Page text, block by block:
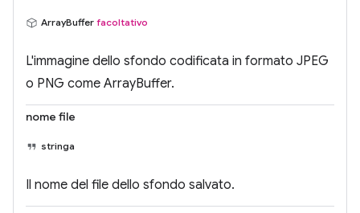
ArrayBuffer facoltativo
L'immagine dello sfondo codificata in formato JPEG
o PNG come ArrayBuffer.
nome file
stringa
Il nome del file dello sfondo salvato.